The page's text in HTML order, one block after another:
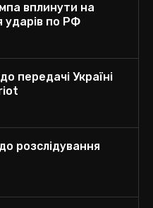
вплинути на
по РФ
передачі Україні
розслідування